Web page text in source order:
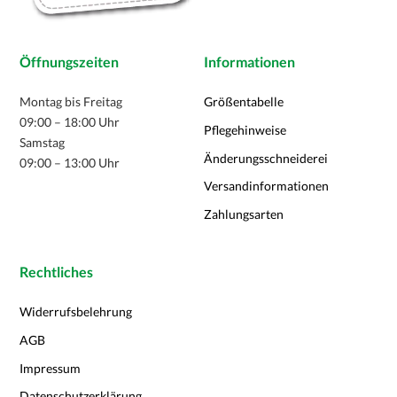
Öffnungszeiten
Montag bis Freitag
09:00 – 18:00 Uhr
Samstag
09:00 – 13:00 Uhr
Informationen
Größentabelle
Pflegehinweise
Änderungsschneiderei
Versandinformationen
Zahlungsarten
Rechtliches
Widerrufsbelehrung
AGB
Impressum